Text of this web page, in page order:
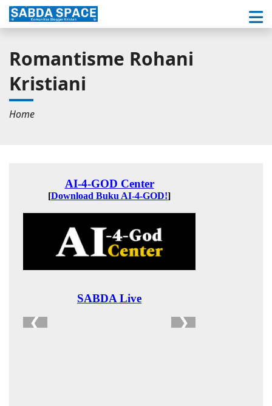
Romantisme Rohani
Kristiani
Home